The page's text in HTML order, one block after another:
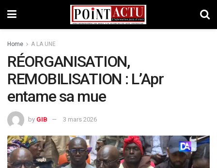
Home A LA UNE
RÉORGANISATION,
REMOBILISATION : L’Apr
entame sa mue
by GIB 3 mars 2026